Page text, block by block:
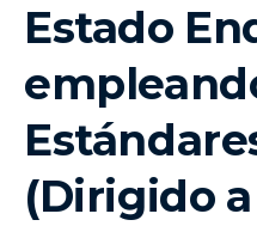
Estado
(Dirigido